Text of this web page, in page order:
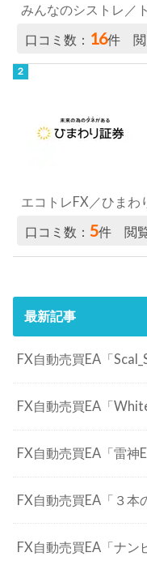
みんなのシストレ／
口コミ数： 16件 閲
エコトレFX／ひまわ
口コミ数：5件 閲
最新記事
FX自動売買EA「
FX自動売買EA「
FX自動売買EA「雷神
FX自動売買EA「３本
FX自動売買EA「ナン